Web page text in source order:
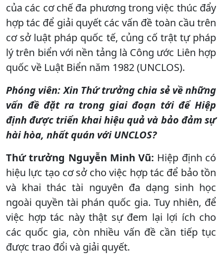
của các cơ chế đa phương trong việc thúc đẩy
hợp tác để giải quyết các vấn đề toàn cầu trên
cơ sở luật pháp quốc tế, củng cố trật tự pháp
lý trên biển với nền tảng là Công ước Liên hợp
quốc về Luật Biển năm 1982 (UNCLOS).
Phóng viên: Xin Thứ trưởng chia sẻ về những
vấn đề đặt ra trong giai đoạn tới để Hiệp
định được triển khai hiệu quả và bảo đảm sự
hài hòa, nhất quán với UNCLOS?
Thứ trưởng Nguyễn Minh Vũ: Hiệp định có
hiệu lực tạo cơ sở cho việc hợp tác để bảo tồn
và khai thác tài nguyên đa dạng sinh học
ngoài quyền tài phán quốc gia. Tuy nhiên, để
việc hợp tác này thật sự đem lại lợi ích cho
các quốc gia, còn nhiều vấn đề cần tiếp tục
được trao đổi và giải quyết.